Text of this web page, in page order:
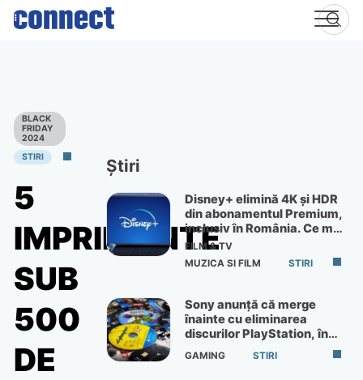
Skip
BLACK
FRIDAY
2024
STIRI
5
IMPRIMANTE
SUB
500
DE
Știri
Disney+ elimină 4K și HDR
din abonamentul Premium,
inclusiv în România. Ce mai
primești de 60 lei pe lună
FILM & TV
MUZICA SI FILM
STIRI
Sony anunță că merge
înainte cu eliminarea
discurilor PlayStation, în
ciuda protestelor
GAMING STIRI